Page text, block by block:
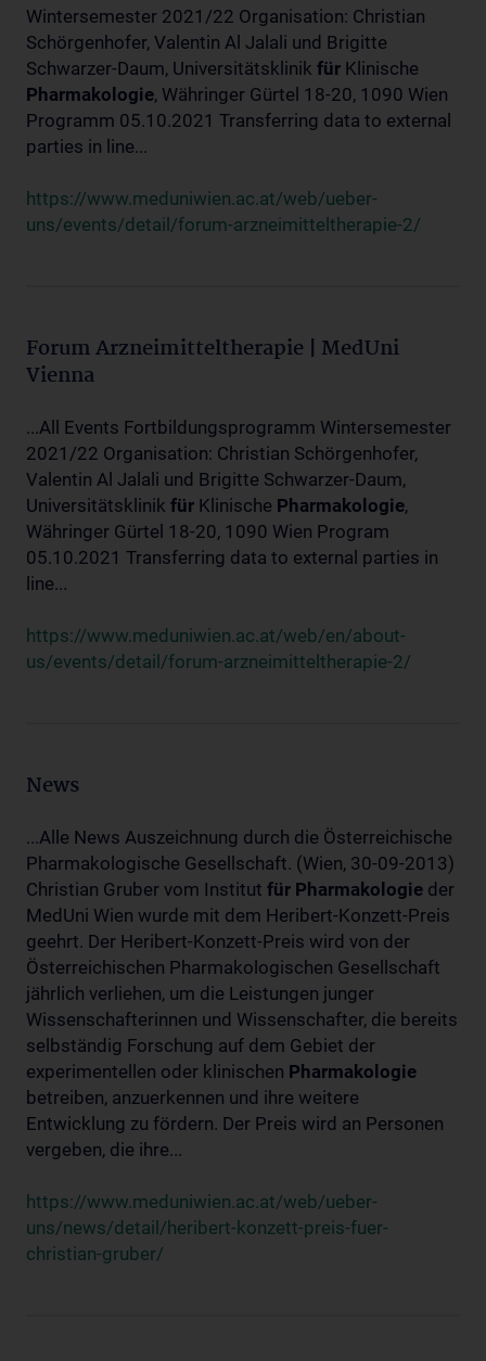
Wintersemester 2021/22 Organisation: Christian
Schörgenhofer, Valentin Al Jalali und Brigitte
Schwarzer-Daum, Universitätsklinik für Klinische
Pharmakologie, Währinger Gürtel 18-20, 1090 Wien
Programm 05.10.2021 Transferring data to external
parties in line...
https://www.meduniwien.ac.at/web/ueber-
uns/events/detail/forum-arzneimitteltherapie-2/
Forum Arzneimitteltherapie | MedUni
Vienna
...All Events Fortbildungsprogramm Wintersemester
2021/22 Organisation: Christian Schörgenhofer,
Valentin Al Jalali und Brigitte Schwarzer-Daum,
Universitätsklinik für Klinische Pharmakologie,
Währinger Gürtel 18-20, 1090 Wien Program
05.10.2021 Transferring data to external parties in
line...
https://www.meduniwien.ac.at/web/en/about-
us/events/detail/forum-arzneimitteltherapie-2/
News
...Alle News Auszeichnung durch die Österreichische
Pharmakologische Gesellschaft. (Wien, 30-09-2013)
Christian Gruber vom Institut für Pharmakologie der
MedUni Wien wurde mit dem Heribert-Konzett-Preis
geehrt. Der Heribert-Konzett-Preis wird von der
Österreichischen Pharmakologischen Gesellschaft
jährlich verliehen, um die Leistungen junger
Wissenschafterinnen und Wissenschafter, die bereits
selbständig Forschung auf dem Gebiet der
experimentellen oder klinischen Pharmakologie
betreiben, anzuerkennen und ihre weitere
Entwicklung zu fördern. Der Preis wird an Personen
vergeben, die ihre...
https://www.meduniwien.ac.at/web/ueber-
uns/news/detail/heribert-konzett-preis-fuer-
christian-gruber/